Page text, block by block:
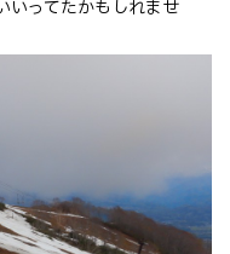
いってたかもしれませ